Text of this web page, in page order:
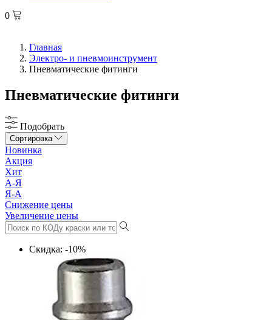
0
Главная
Электро- и пневмоинструмент
Пневматические фитинги
Пневматические фитинги
Подобрать
Сортировка
Новинка
Акция
Хит
А-Я
Я-А
Снижение цены
Увеличение цены
Скидка: -10%